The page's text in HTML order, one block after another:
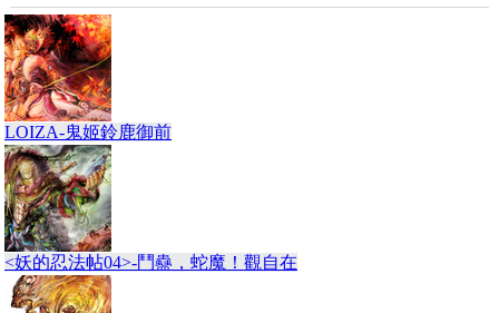
LOIZA-鬼姬鈴鹿御前
<妖的忍法帖04>-鬥蠱，蛇魔！觀自在